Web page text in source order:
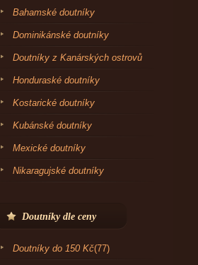
Bahamské doutníky
Dominikánské doutníky
Doutníky z Kanárských ostrovů
Honduraské doutníky
Kostarické doutníky
Kubánské doutníky
Mexické doutníky
Nikaragujské doutníky
Doutníky dle ceny
Doutníky do 150 Kč(77)